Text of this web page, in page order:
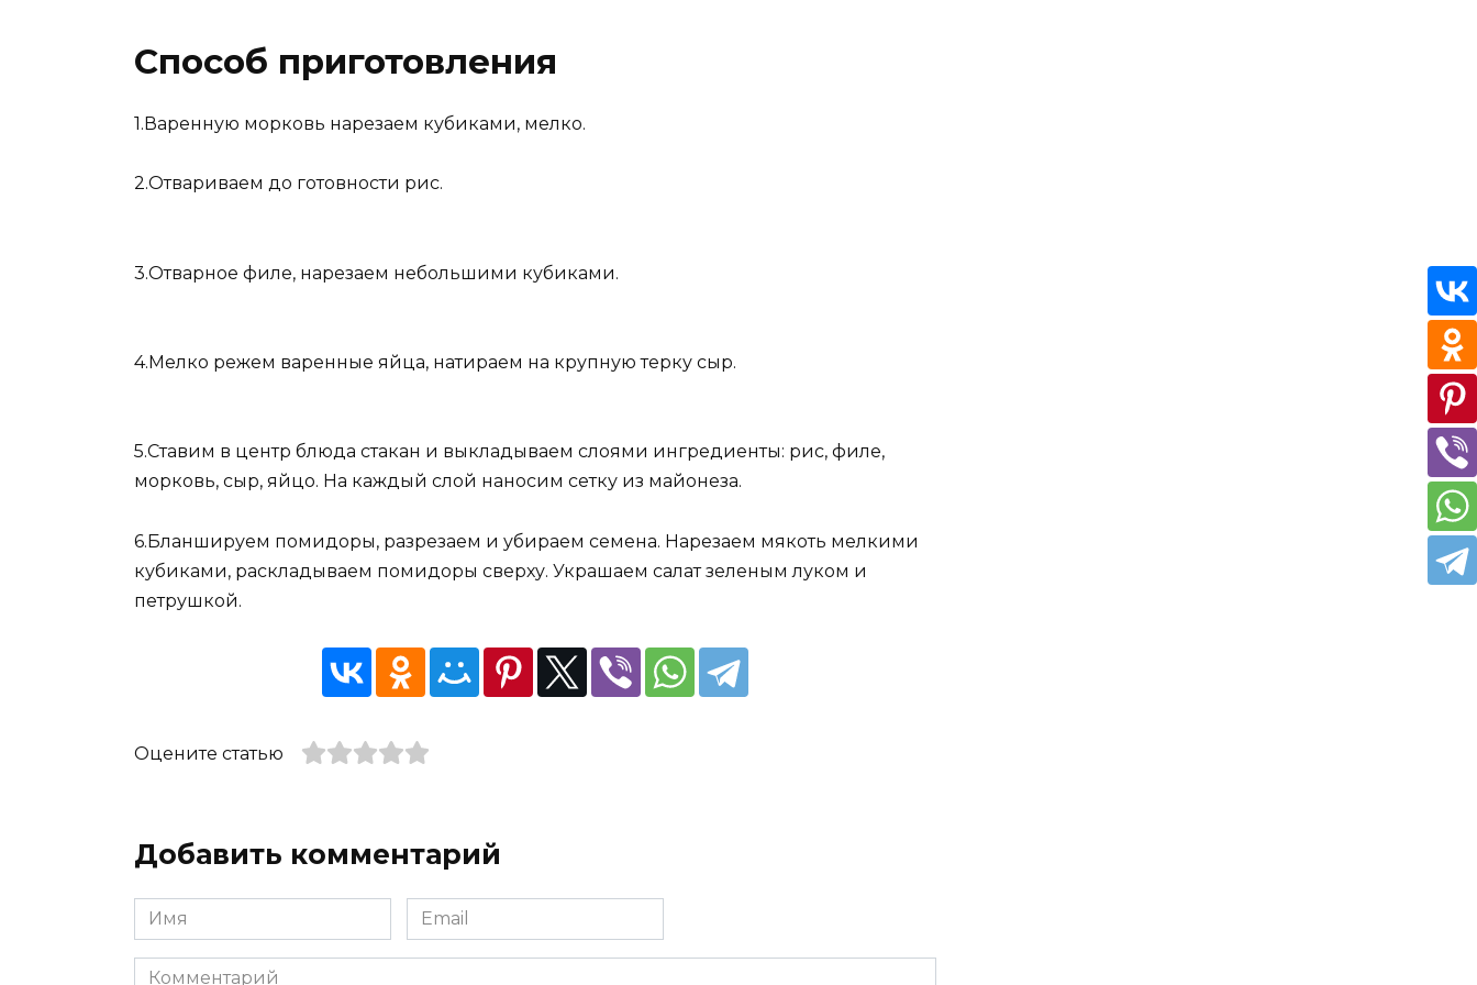
Способ приготовления
1.Варенную морковь нарезаем кубиками, мелко.
2.Отвариваем до готовности рис.
3.Отварное филе, нарезаем небольшими кубиками.
4.Мелко режем варенные яйца, натираем на крупную терку сыр.
5.Ставим в центр блюда стакан и выкладываем слоями ингредиенты: рис, филе,
морковь, сыр, яйцо. На каждый слой наносим сетку из майонеза.
6.Бланшируем помидоры, разрезаем и убираем семена. Нарезаем мякоть мелкими
кубиками, раскладываем помидоры сверху. Украшаем салат зеленым луком и
петрушкой.
Оцените статью
Добавить комментарий
Имя
*
Email
*
Комментарий